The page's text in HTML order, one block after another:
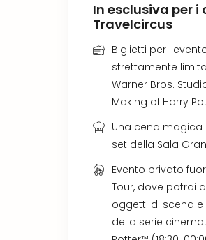
In esclusiva per i
Travelcircus
Biglietti per
strettamente
Warner Bros.
Making of Harry
Una cena
set della Sala
Evento privato
Tour, dove potrai
oggetti di scena
della serie